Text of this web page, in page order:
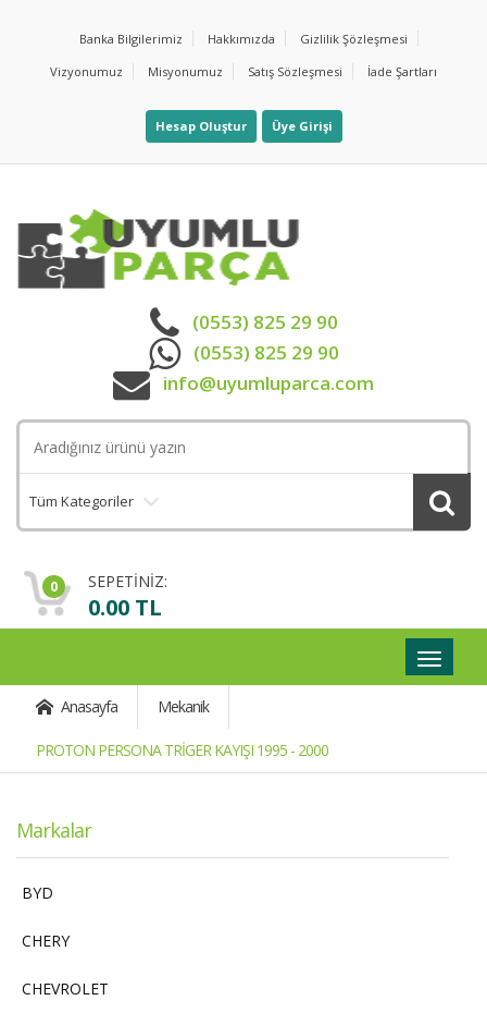
Banka Bilgilerimiz Hakkımızda
Gizlilik Şözleşmesi
Vizyonumuz
Misyonumuz Satış Sözleşmesi İade Şartları
Hesap Oluştur Üye Girişi
(0553) 825 29 90
(0553) 825 29 90
info@uyumluparca.com
Tüm Kategoriler
0 SEPETİNİZ:
0.00 TL
Geçişli
Anasayfa
Mekanik
PROTON PERSONA TRİGER KAYIŞI 1995 - 2000
Markalar
BYD
CHERY
CHEVROLET